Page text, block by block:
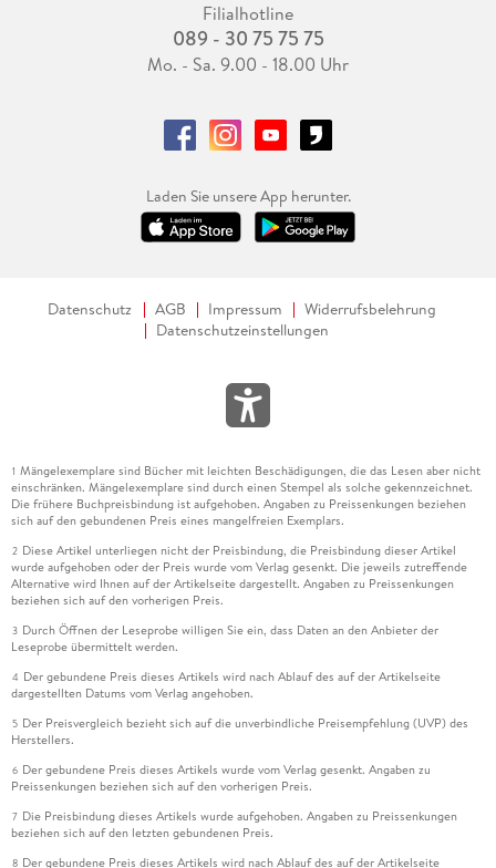
Filialhotline
089 - 30 75 75 75
Mo. - Sa. 9.00 - 18.00 Uhr
Laden Sie unsere App herunter.
Datenschutz AGB Impressum
Widerrufsbelehrung
Datenschutzeinstellungen
1 Mängelexemplare sind Bücher mit leichten Beschädigungen, die das Lesen aber nicht
einschränken. Mängelexemplare sind durch einen Stempel als solche gekennzeichnet.
Die frühere Buchpreisbindung ist aufgehoben. Angaben zu Preissenkungen beziehen
sich auf den gebundenen Preis eines mangelfreien Exemplars.
2 Diese Artikel unterliegen nicht der Preisbindung, die Preisbindung dieser Artikel
wurde aufgehoben oder der Preis wurde vom Verlag gesenkt. Die jeweils zutreffende
Alternative wird Ihnen auf der Artikelseite dargestellt. Angaben zu Preissenkungen
beziehen sich auf den vorherigen Preis.
3 Durch Öffnen der Leseprobe willigen Sie ein, dass Daten an den Anbieter der
Leseprobe übermittelt werden.
4 Der gebundene Preis dieses Artikels wird nach Ablauf des auf der Artikelseite
dargestellten Datums vom Verlag angehoben.
5 Der Preisvergleich bezieht sich auf die unverbindliche Preisempfehlung (UVP) des
Herstellers.
6 Der gebundene Preis dieses Artikels wurde vom Verlag gesenkt. Angaben zu
Preissenkungen beziehen sich auf den vorherigen Preis.
7 Die Preisbindung dieses Artikels wurde aufgehoben. Angaben zu Preissenkungen
beziehen sich auf den letzten gebundenen Preis.
8 Der gebundene Preis dieses Artikels wird nach Ablauf des auf der Artikelseite